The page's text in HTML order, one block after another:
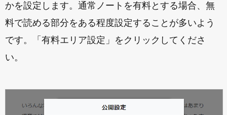
かを設定します。通常ノートを有料とする場合、無
料で読める部分をある程度設定することが多いよう
です。「有料エリア設定」をクリックしてくださ
い。